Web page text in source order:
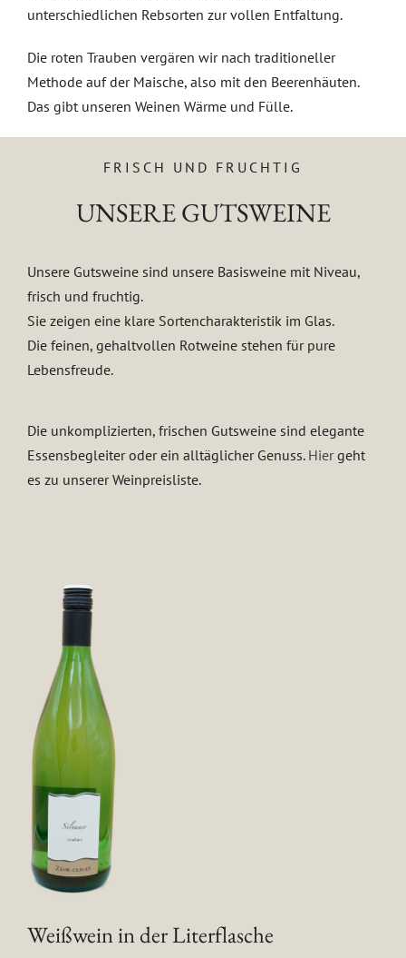
unterschiedlichen Rebsorten zur vollen Entfaltung.
Die roten Trauben vergären wir nach traditioneller
Methode auf der Maische, also mit den Beerenhäuten.
Das gibt unseren Weinen Wärme und Fülle.
FRISCH UND FRUCHTIG
UNSERE GUTSWEINE
Unsere Gutsweine sind unsere Basisweine mit Niveau,
frisch und fruchtig.
Sie zeigen eine klare Sortencharakteristik im Glas.
Die feinen, gehaltvollen Rotweine stehen für pure
Lebensfreude.
Die unkomplizierten, frischen Gutsweine sind elegante
Essensbegleiter oder ein alltäglicher Genuss. Hiergeht
es zu unserer Weinpreisliste.
Weißwein in der Literflasche